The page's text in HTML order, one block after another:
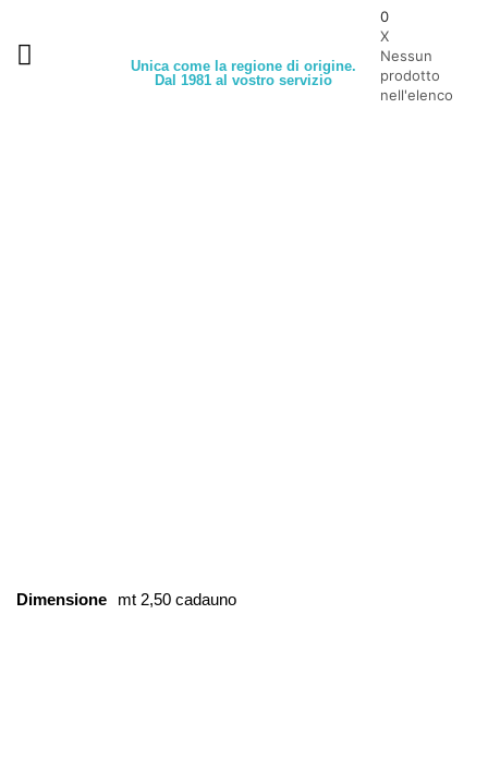
Unica come la regione di origine.
Dal 1981 al vostro servizio
0
X
Nessun
prodotto
nell'elenco
Dimensione mt 2,50 cadauno